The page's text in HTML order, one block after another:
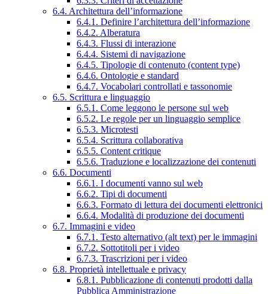
6.4. Architettura dell’informazione
6.4.1. Definire l’architettura dell’informazione
6.4.2. Alberatura
6.4.3. Flussi di interazione
6.4.4. Sistemi di navigazione
6.4.5. Tipologie di contenuto (content type)
6.4.6. Ontologie e standard
6.4.7. Vocabolari controllati e tassonomie
6.5. Scrittura e linguaggio
6.5.1. Come leggono le persone sul web
6.5.2. Le regole per un linguaggio semplice
6.5.3. Microtesti
6.5.4. Scrittura collaborativa
6.5.5. Content critique
6.5.6. Traduzione e localizzazione dei contenuti
6.6. Documenti
6.6.1. I documenti vanno sul web
6.6.2. Tipi di documenti
6.6.3. Formato di lettura dei documenti elettronici
6.6.4. Modalità di produzione dei documenti
6.7. Immagini e video
6.7.1. Testo alternativo (alt text) per le immagini
6.7.2. Sottotitoli per i video
6.7.3. Trascrizioni per i video
6.8. Proprietà intellettuale e privacy
6.8.1. Pubblicazione di contenuti prodotti dalla
Pubblica Amministrazione